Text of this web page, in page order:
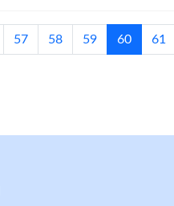
57 58 59 60(current)
61